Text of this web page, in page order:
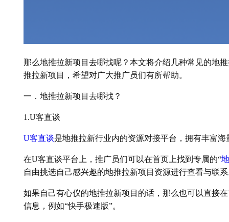
那么地推拉新项目去哪找呢？本文将介绍几种常见的地
推拉新项目，希望对广大推广员们有所帮助。
一．地推拉新项目去哪找？
1.U客直谈
U客直谈是地推拉新行业内的资源对接平台，拥有丰富
在U客直谈平台上，推广员们可以在首页上找到专属的“
自由挑选自己感兴趣的地推拉新项目资源进行查看与联
如果自己有心仪的地推拉新项目的话，那么也可以直接
信息，例如“快手极速版”。